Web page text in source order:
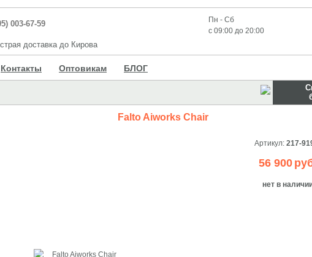
003-67-59
доставка до Кирова
Пн - Сб
с 09:00 до 20:00
Контакты Оптовикам БЛОГ
Falto Aiworks Chair
Артикул: 217-
56 900
нет в